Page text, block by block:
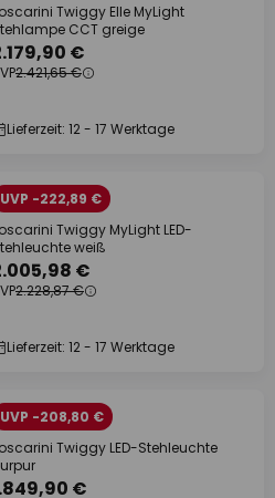
Twiggy Elle MyLight
CCT greige
€
2.421,65 €
Lieferzeit: 12 - 17 Werktage
UVP -222,89 €
Twiggy MyLight LED-
weiß
€
2.228,87 €
Lieferzeit: 12 - 17 Werktage
UVP -208,80 €
Twiggy LED-Stehleuchte
€